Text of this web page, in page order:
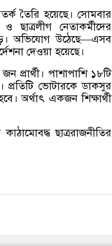
তৈরি হয়েছে। সোমবার
নেতাকর্মীদের
অভিযোগ উঠেছে—এসব
দেওয়া হয়েছে।
প্রার্থী। পাশাপাশি ১৮টি
প্রতিটি ভোটারকে ডাকসুর
অর্থাৎ একজন শিক্ষার্থী
ছাত্ররাজনীতির